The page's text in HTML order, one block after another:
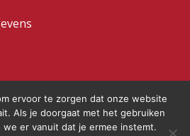
ervoor te zorgen dat onze website
Als je doorgaat met het gebruiken
we er vanuit dat je ermee instemt.